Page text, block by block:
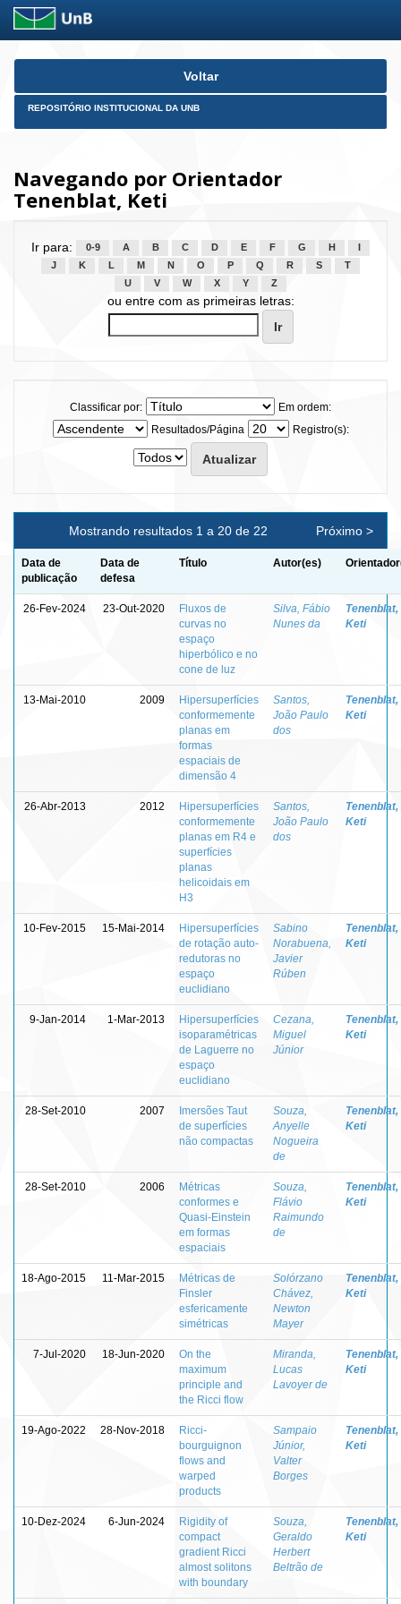
Skip
Voltar
REPOSITÓRIO INSTITUCIONAL DA UNB
Navegando por Orientador
Tenenblat, Keti
Ir para: 0-9 A B C D E F G H
J
K L M N O P Q R S
T
U
V W X Y Z
ou entre com as primeiras letras:
Classificar por:
Em ordem:
Resultados/Página
Registro(s):
Mostrando resultados 1 a 20 de 22 Próximo >
Data de
publicação
Data de
defesa
Título Autor(es)
26-Fev-2024 23-Out-2020
Fluxos de
curvas no
espaço
hiperbólico e no
cone de luz
Silva, Fábio
Nunes da
Tenenblat,
Keti
13-Mai-2010 2009
Hipersuperfícies
conformemente
planas em
formas
espaciais de
dimensão 4
Santos,
João Paulo
dos
Tenenblat,
Keti
26-Abr-2013 2012
Hipersuperfícies
conformemente
planas em R4 e
superfícies
planas
helicoidais em
H3
Santos,
João Paulo
dos
Tenenblat,
Keti
10-Fev-2015 15-Mai-2014
Hipersuperfícies
de rotação auto-
redutoras no
espaço
euclidiano
Sabino
Norabuena,
Javier
Rúben
Tenenblat,
Keti
9-Jan-2014 1-Mar-2013
Hipersuperfícies
isoparamétricas
de Laguerre no
espaço
euclidiano
Cezana,
Miguel
Júnior
Tenenblat,
Keti
28-Set-2010 2007
Imersões Taut
de superfícies
não compactas
Souza,
Anyelle
Nogueira
de
Tenenblat,
Keti
28-Set-2010 2006
Métricas
conformes e
Quasi-Einstein
em formas
espaciais
Souza,
Flávio
Raimundo
de
Tenenblat,
Keti
18-Ago-2015 11-Mar-2015
Métricas de
Finsler
esfericamente
simétricas
Solórzano
Chávez,
Newton
Mayer
Tenenblat,
Keti
7-Jul-2020 18-Jun-2020
On the
maximum
principle and
the Ricci flow
Miranda,
Lucas
Lavoyer de
Tenenblat,
Keti
19-Ago-2022 28-Nov-2018
Ricci-
bourguignon
flows and
warped
products
Sampaio
Júnior,
Valter
Borges
Tenenblat,
Keti
10-Dez-2024 6-Jun-2024
Rigidity of
compact
gradient Ricci
almost solitons
with boundary
Souza,
Geraldo
Herbert
Beltrão de
Tenenblat,
Keti